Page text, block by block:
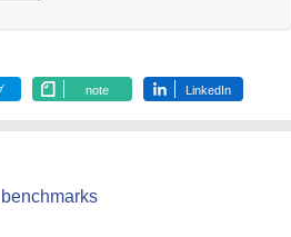
note LinkedIn